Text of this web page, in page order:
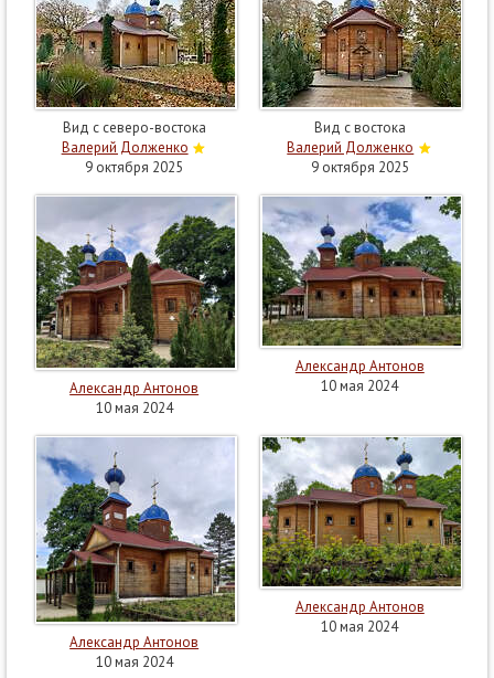
Вид с северо-востока
Валерий Долженко
9 октября 2025
Вид с востока
Валерий Долженко
9 октября 2025
Александр Антонов
10 мая 2024
Александр Антонов
10 мая 2024
Александр Антонов
10 мая 2024
Александр Антонов
10 мая 2024